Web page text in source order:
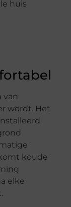
huis
van
wordt. Het
koude
elke